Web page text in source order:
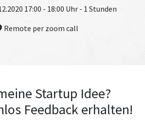
17:00 - 18:00 Uhr - 1 Stunden
Remote per zoom call
Startup Idee?
Feedback erhalten!